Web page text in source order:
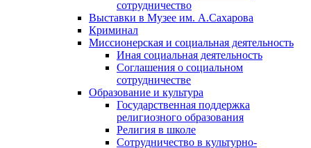
сотрудничество
Выставки в Музее им. А.Сахарова
Криминал
Миссионерская и социальная деятельность
Иная социальная деятельность
Соглашения о социальном
сотрудничестве
Образование и культура
Государственная поддержка
религиозного образования
Религия в школе
Сотрудничество в культурно-